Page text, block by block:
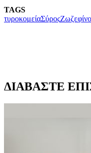
TAGS
τυροκομείαΣύρος
ΔΙΑΒΑΣΤΕ